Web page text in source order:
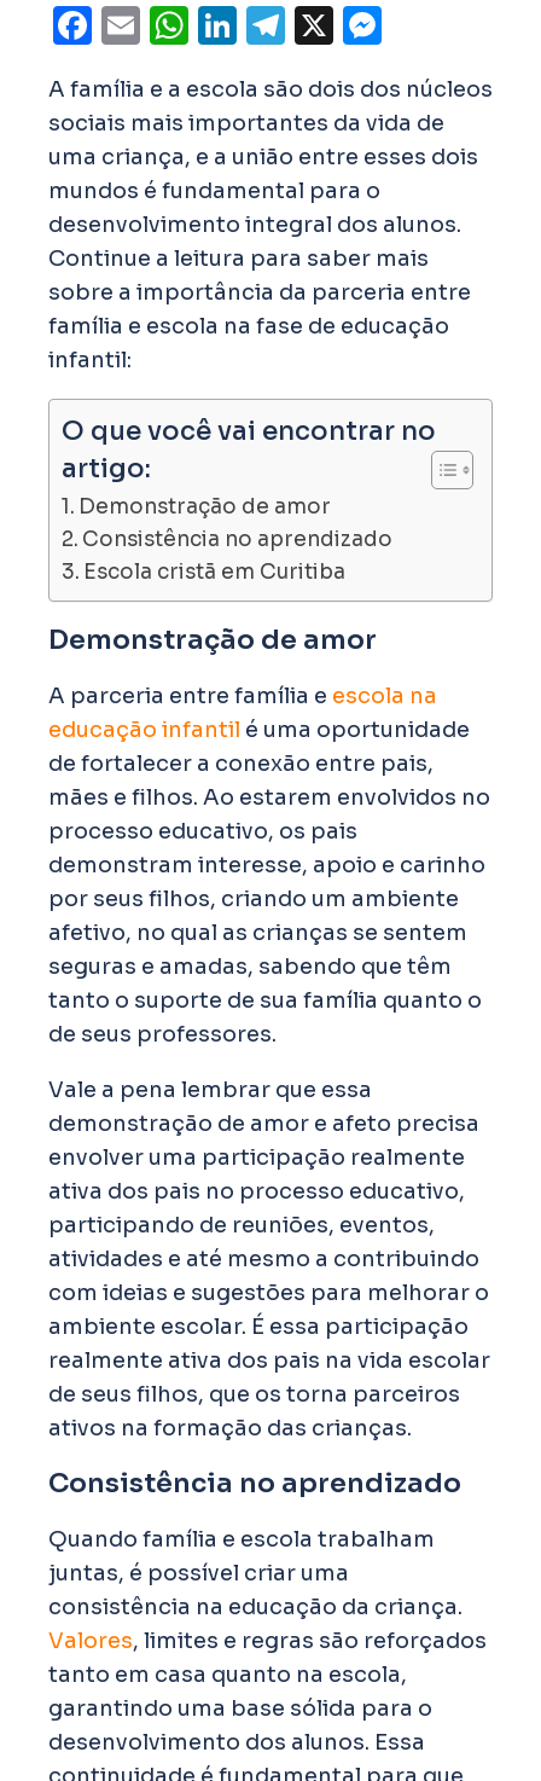
Facebook
EmailWhatsApp
LinkedIn
Telegram
X
A família e a escola são dois dos núcleos
sociais mais importantes da vida de
uma criança, e a união entre esses dois
mundos é fundamental para o
desenvolvimento integral dos alunos.
Continue a leitura para saber mais
sobre a importância da parceria entre
família e escola na fase de educação
infantil:
O que você vai encontrar no
artigo:
Demonstração de amor
Consistência no aprendizado
Escola cristã em Curitiba
Demonstração de amor
A parceria entre família e escola na
educação infantil é uma oportunidade
de fortalecer a conexão entre pais,
mães e filhos. Ao estarem envolvidos no
processo educativo, os pais
demonstram interesse, apoio e carinho
por seus filhos, criando um ambiente
afetivo, no qual as crianças se sentem
seguras e amadas, sabendo que têm
tanto o suporte de sua família quanto o
de seus professores.
Vale a pena lembrar que essa
demonstração de amor e afeto precisa
envolver uma participação realmente
ativa dos pais no processo educativo,
participando de reuniões, eventos,
atividades e até mesmo a contribuindo
com ideias e sugestões para melhorar o
ambiente escolar. É essa participação
realmente ativa dos pais na vida escolar
de seus filhos, que os torna parceiros
ativos na formação das crianças.
Consistência no aprendizado
Quando família e escola trabalham
juntas, é possível criar uma
consistência na educação da criança.
Valores, limites e regras são reforçados
tanto em casa quanto na escola,
garantindo uma base sólida para o
desenvolvimento dos alunos. Essa